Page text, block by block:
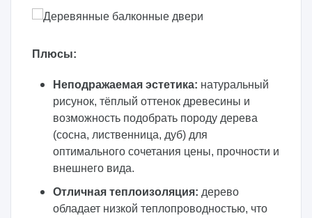
Плюсы:
Неподражаемая эстетика: натуральный
рисунок, тёплый оттенок древесины и
возможность подобрать породу дерева
(сосна, лиственница, дуб) для
оптимального сочетания цены, прочности и
внешнего вида.
Отличная теплоизоляция: дерево
обладает низкой теплопроводностью, что